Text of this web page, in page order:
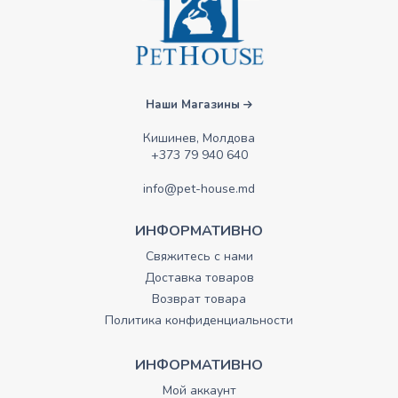
Наши Магазины
Кишинев, Молдова
+373 79 940 640
info@pet-house.md
ИНФОРМАТИВНО
Свяжитесь с нами
Доставка товаров
Возврат товара
Политика конфиденциальности
ИНФОРМАТИВНО
Мой аккаунт